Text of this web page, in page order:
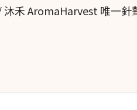
沐禾 AromaHarvest 唯一針